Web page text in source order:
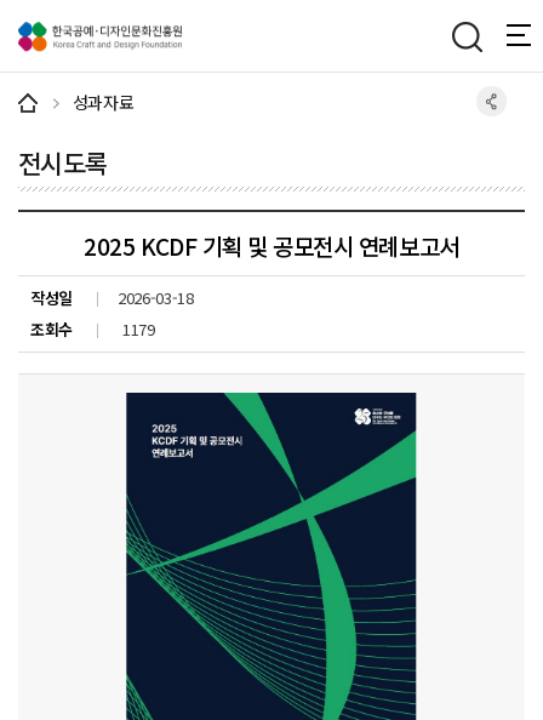
성과자료
전시도록
2025 KCDF 기획 및 공모전시 연례보고서
작성일
2026-03-18
조회수
1179